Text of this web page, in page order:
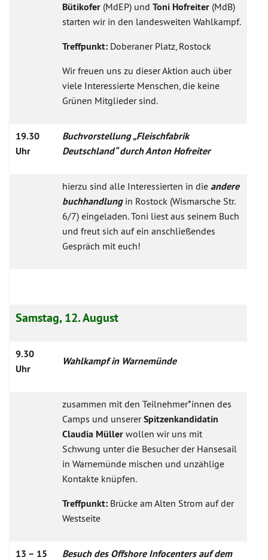
Bütikofer (MdEP) und Toni Hofreiter (MdB)
starten wir in den landesweiten Wahlkampf.
Treffpunkt: Doberaner Platz, Rostock
Wir freuen uns zu dieser Aktion auch über
viele Interessierte Menschen, die keine
Grünen Mitglieder sind.
19.30
Uhr
Buchvorstellung „Fleischfabrik
Deutschland“ durch Anton Hofreiter
hierzu sind alle Interessierten in die andere
buchhandlungin Rostock (Wismarsche Str.
6/7) eingeladen. Toni liest aus seinem Buch
und freut sich auf ein anschließendes
Gespräch mit euch!
Samstag, 12. August
9.30
Uhr
Wahlkampf in Warnemünde
zusammen mit den Teilnehmer*innen des
Camps und unsererSpitzenkandidatin
Claudia Müller wollen wir uns mit
Schwung unter die Besucher der Hansesail
in Warnemünde mischen und unzählige
Kontakte knüpfen.
Treffpunkt: Brücke am Alten Strom auf der
Westseite
13 – 15
Besuch des Offshore Infocenters auf dem